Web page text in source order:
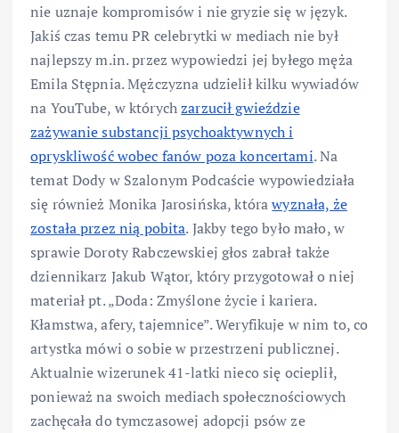
nie uznaje kompromisów i nie gryzie się w język.
Jakiś czas temu PR celebrytki w mediach nie był
najlepszy m.in. przez wypowiedzi jej byłego męża
Emila Stępnia. Mężczyzna udzielił kilku wywiadów
na YouTube, w którychzarzucił gwieździe
zażywanie substancji psychoaktywnych i
opryskliwość wobec fanów poza koncertami. Na
temat Dody w Szalonym Podcaście wypowiedziała
się również Monika Jarosińska, którawyznała, że
została przez nią pobita. Jakby tego było mało, w
sprawie Doroty Rabczewskiej głos zabrał także
dziennikarz Jakub Wątor, który przygotował o niej
materiał pt. „Doda: Zmyślone życie i kariera.
Kłamstwa, afery, tajemnice”. Weryfikuje w nim to, co
artystka mówi o sobie w przestrzeni publicznej.
Aktualnie wizerunek 41-latki nieco się ocieplił,
ponieważ na swoich mediach społecznościowych
zachęcała do tymczasowej adopcji psów ze